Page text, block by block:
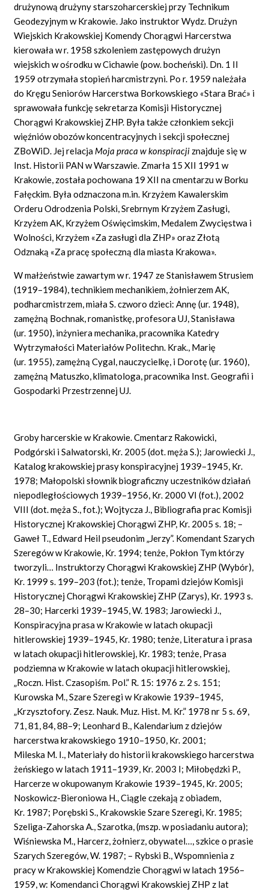
drużynową drużyny starszoharcerskiej przy Technikum
Geodezyjnym w Krakowie. Jako instruktor Wydz. Drużyn
Wiejskich Krakowskiej Komendy Chorągwi Harcerstwa
kierowała w r. 1958 szkoleniem zastępowych drużyn
wiejskich w ośrodku w Cichawie (pow. bocheński). Dn. 1 II
1959 otrzymała stopień harcmistrzyni. Po r. 1959 należała
do Kręgu Seniorów Harcerstwa Borkowskiego «Stara Brać» i
sprawowała funkcję sekretarza Komisji Historycznej
Chorągwi Krakowskiej ZHP. Była także członkiem sekcji
więźniów obozów koncentracyjnych i sekcji społecznej
ZBoWiD. Jej relacja Moja praca w konspiracji znajduje się w
Inst. Historii PAN w Warszawie. Zmarła 15 XII 1991 w
Krakowie, została pochowana 19 XII na cmentarzu w Borku
Fałęckim. Była odznaczona m.in. Krzyżem Kawalerskim
Orderu Odrodzenia Polski, Srebrnym Krzyżem Zasługi,
Krzyżem AK, Krzyżem Oświęcimskim, Medalem Zwycięstwa i
Wolności, Krzyżem «Za zasługi dla ZHP» oraz Złotą
Odznaką «Za pracę społeczną dla miasta Krakowa».
W małżeństwie zawartym w r. 1947 ze Stanisławem Strusiem
(1919–1984), technikiem mechanikiem, żołnierzem AK,
podharcmistrzem, miała S. czworo dzieci: Annę (ur. 1948),
zamężną Bochnak, romanistkę, profesora UJ, Stanisława
(ur. 1950), inżyniera mechanika, pracownika Katedry
Wytrzymałości Materiałów Politechn. Krak., Marię
(ur. 1955), zamężną Cygal, nauczycielkę, i Dorotę (ur. 1960),
zamężną Matuszko, klimatologa, pracownika Inst. Geografii i
Gospodarki Przestrzennej UJ.
Groby harcerskie w Krakowie. Cmentarz Rakowicki,
Podgórski i Salwatorski, Kr. 2005 (dot. męża S.); Jarowiecki J.,
Katalog krakowskiej prasy konspiracyjnej 1939–1945, Kr.
1978; Małopolski słownik biograficzny uczestników działań
niepodległościowych 1939–1956, Kr. 2000 VI (fot.), 2002
VIII (dot. męża S., fot.); Wojtycza J., Bibliografia prac Komisji
Historycznej Krakowskiej Chorągwi ZHP, Kr. 2005 s. 18; –
Gaweł T., Edward Heil pseudonim „Jerzy”. Komendant Szarych
Szeregów w Krakowie, Kr. 1994; tenże, Pokłon Tym którzy
tworzyli… Instruktorzy Chorągwi Krakowskiej ZHP (Wybór),
Kr. 1999 s. 199–203 (fot.); tenże, Tropami dziejów Komisji
Historycznej Chorągwi Krakowskiej ZHP (Zarys), Kr. 1993 s.
28–30; Harcerki 1939–1945, W. 1983; Jarowiecki J.,
Konspiracyjna prasa w Krakowie w latach okupacji
hitlerowskiej 1939–1945, Kr. 1980; tenże, Literatura i prasa
w latach okupacji hitlerowskiej, Kr. 1983; tenże, Prasa
podziemna w Krakowie w latach okupacji hitlerowskiej,
„Roczn. Hist. Czasopiśm. Pol.” R. 15: 1976 z. 2 s. 151;
Kurowska M., Szare Szeregi w Krakowie 1939–1945,
„Krzysztofory. Zesz. Nauk. Muz. Hist. M. Kr.” 1978 nr 5 s. 69,
71, 81, 84, 88–9; Leonhard B., Kalendarium z dziejów
harcerstwa krakowskiego 1910–1950, Kr. 2001;
Mileska M. I., Materiały do historii krakowskiego harcerstwa
żeńskiego w latach 1911–1939, Kr. 2003 I; Miłobędzki P.,
Harcerze w okupowanym Krakowie 1939–1945, Kr. 2005;
Noskowicz-Bieroniowa H., Ciągle czekają z obiadem,
Kr. 1987; Porębski S., Krakowskie Szare Szeregi, Kr. 1985;
Szeliga-Zahorska A., Szarotka, (mszp. w posiadaniu autora);
Wiśniewska M., Harcerz, żołnierz, obywatel…, szkice o prasie
Szarych Szeregów, W. 1987; – Rybski B., Wspomnienia z
pracy w Krakowskiej Komendzie Chorągwi w latach 1956–
1959, w: Komendanci Chorągwi Krakowskiej ZHP z lat